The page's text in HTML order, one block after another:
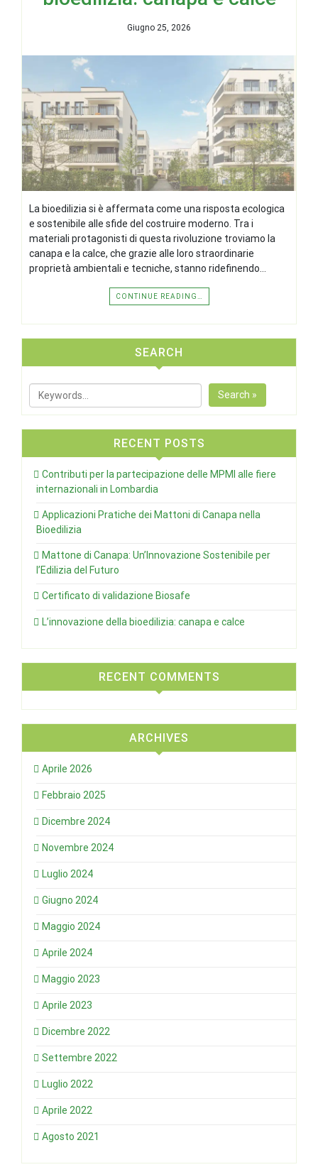
Giugno 25, 2026
La bioedilizia si è affermata come una risposta ecologica
e sostenibile alle sfide del costruire moderno. Tra i
materiali protagonisti di questa rivoluzione troviamo la
canapa e la calce, che grazie alle loro straordinarie
proprietà ambientali e tecniche, stanno ridefinendo…
CONTINUE READING…
SEARCH
Search »
RECENT POSTS
Contributi per la partecipazione delle MPMI alle fiere
internazionali in Lombardia
Applicazioni Pratiche dei Mattoni di Canapa nella
Bioedilizia
Mattone di Canapa: Un’Innovazione Sostenibile per
l’Edilizia del Futuro
Certificato di validazione Biosafe
L’innovazione della bioedilizia: canapa e calce
RECENT COMMENTS
ARCHIVES
Aprile 2026
Febbraio 2025
Dicembre 2024
Novembre 2024
Luglio 2024
Giugno 2024
Maggio 2024
Aprile 2024
Maggio 2023
Aprile 2023
Dicembre 2022
Settembre 2022
Luglio 2022
Aprile 2022
Agosto 2021